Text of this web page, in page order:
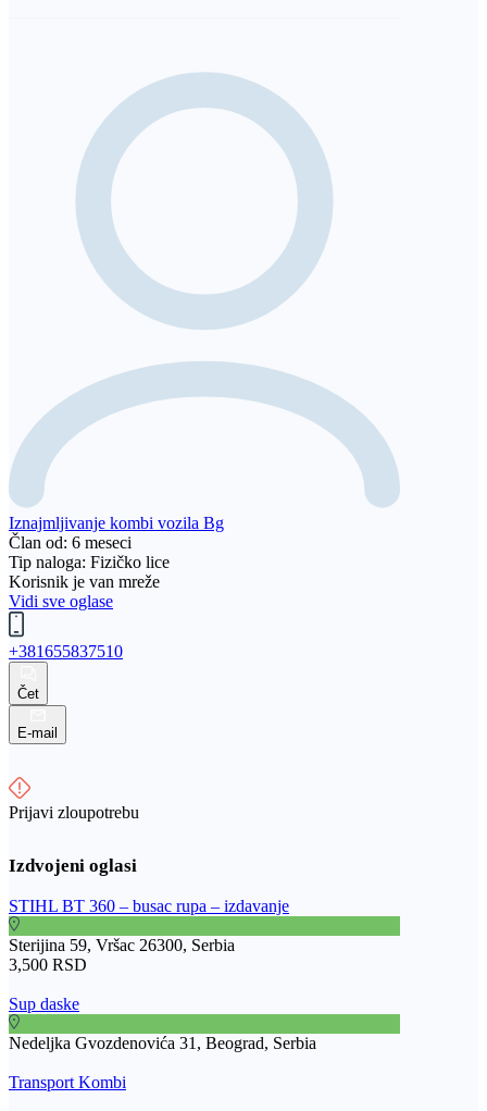
Iznajmljivanje kombi vozila Bg
Član od: 6 meseci
Tip naloga: Fizičko lice
Korisnik je van mreže
Vidi sve oglase
+381655837510
Čet
E-mail
Prijavi zloupotrebu
STIHL BT 360 – busac rupa – izdavanje
Sterijina 59, Vršac 26300, Serbia
3,500 RSD
Sup daske
Nedeljka Gvozdenovića 31, Beograd, Serbia
Transport Kombi